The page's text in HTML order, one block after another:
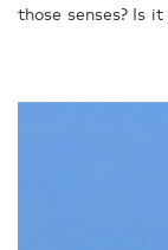
those senses? Is